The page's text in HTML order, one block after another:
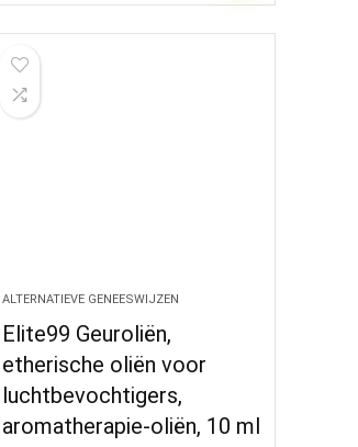
ALTERNATIEVE GENEESWIJZEN
Elite99 Geuroliën,
etherische oliën voor
luchtbevochtigers,
aromatherapie-oliën, 10 ml